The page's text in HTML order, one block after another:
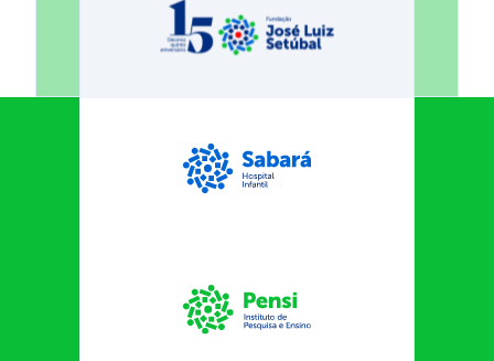
Fundação José Luiz Egydio
Sabará Hospital Infantil
Instituto Pensi